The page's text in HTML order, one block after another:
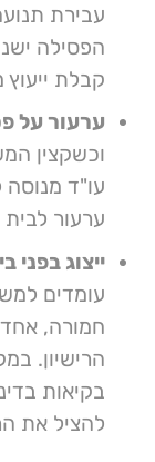
נהיגה
נתפשת
מבחינת
מנעד
אלה).
ניסיון
לזיכוי
שימוע
משטרה
עורך דין
על-מנת
נהיגה ללא
בהחלטת
עבירת
הפסילה
קבלת
ערעור על
וכשקצין
עו"ד
ערעור
ייצוג בפני
עומדים
חמורה, אחד
הרישיון.
בקיאות
להציל את